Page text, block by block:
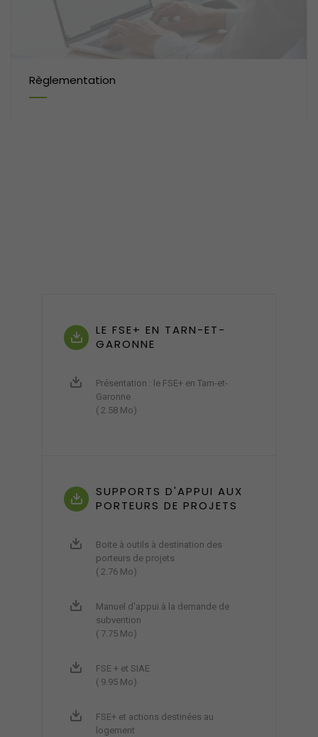
Règlementation
LE FSE+ EN TARN-ET-
GARONNE
Présentation : le FSE+ en Tarn-et-
Garonne
( 2.58 Mo)
SUPPORTS D'APPUI AUX
PORTEURS DE PROJETS
Boite à outils à destination des
porteurs de projets
( 2.76 Mo)
Manuel d'appui à la demande de
subvention
( 7.75 Mo)
FSE + et SIAE
( 9.95 Mo)
FSE+ et actions destinées au
logement